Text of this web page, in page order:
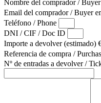
Nombre del comprador /
Email del comprador / Buyer
Teléfono / Phone
DNI / CIF / Doc ID
Importe a devolver (estimado)
Referencia de compra /
Nº de entradas a devolver /